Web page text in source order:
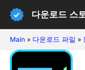
다운로드 스
Main » 다운로드 파일 »